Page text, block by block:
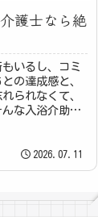
護士なら絶
いるし、コミ
の達成感と、
られなくて、
な入浴介助の
2026.07.11